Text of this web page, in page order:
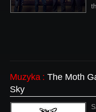
Muzyka : The Moth
Sky